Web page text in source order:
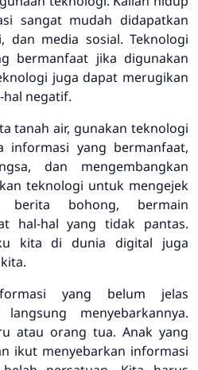
sangat mudah didapatkan
dan media sosial. Teknologi
bermanfaat jika digunakan
juga dapat merugikan
negatif.
tanah air, gunakan teknologi
informasi yang bermanfaat,
dan mengembangkan
teknologi untuk mengejek
berita bohong, bermain
hal-hal yang tidak pantas.
kita di dunia digital juga
yang belum jelas
menyebarkannya.
atau orang tua. Anak yang
ikut menyebarkan informasi